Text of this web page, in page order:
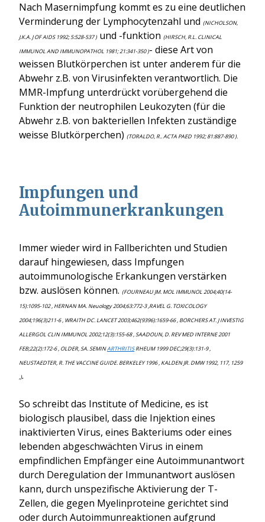
Nach Masernimpfung kommt es zu eine deutlichen
Verminderung der Lymphocytenzahl und (NICHOLSON,
J.K.A. J OF AIDS 1992; 5:528-537 ) und -funktion (HIRSCH, R.L. CLINICAL
IMMUNOL AND IMMUNOPATHOL 1981; 21:341-350 )- diese Art von
weissen Blutkörperchen ist unter anderem für die
Abwehr z.B. von Virusinfekten verantwortlich. Die
MMR-Impfung unterdrückt vorübergehend die
Funktion der neutrophilen Leukozyten (für die
Abwehr z.B. von bakteriellen Infekten zuständige
weisse Blutkörperchen) (TORALDO, R.. ACTA PAED 1992; 81:887-890 ).
Impfungen und
Autoimmunerkrankungen
Immer wieder wird in Fallberichten und Studien
darauf hingewiesen, dass Impfungen
autoimmunologische Erkankungen verstärken
bzw. auslösen können. (FOURNEAU JM. MOL IMMUNOL 2004;40(14-
15):1095-102 , HERNAN MA. Neuology 2004;63:772-3 ,RAVEL G. TOXICOLOGY
2004;196(3)211-6 , WRAITH DC. LANCET 2003;462(9396):1659-66 , BORCHERS AT. J INVESTIG
ALLERGOL CLIN IMMUNOL 2002;12(3):155-68 , SAADOUN, D. REV MED INTERNE 2001
FEB;22(2):172-6 , OLDER, SA. SEMINARTHRITISRHEUM 1999 DEC;29(3):131-9 ,
NEUSTAEDTER, R. THE VACCINE GUIDE. BERKELEY 1996 , KALDEN JR. DMW 1992, 117, 1259
,).
So schreibt das Institute of Medicine, es ist
biologisch plausibel, dass die Injektion eines
inaktivierten Virus, eines Bakteriums oder eines
lebenden abgeschwächten Virus in einem
empfindlichen Empfänger eine Autoimmunantwort
durch Deregulation der Immunantwort auslösen
kann, durch unspezifische Aktivierung der T-
Zellen, die gegen Myelinproteine gerichtet sind
oder durch Autoimmunreaktionen aufgrund